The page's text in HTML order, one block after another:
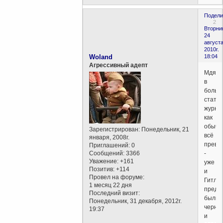
2
24
2010г.
18:04
Woland
Агрессивный адепт
Зарегистрирован: Понедельник, 21
января, 2008г.
Приглашений: 0
Сообщений: 3366
Уважение: +161
Позитив: +114
Провел на форуме:
1 месяц 22 дня
Последний визит:
Понедельник, 31 декабря, 2012г.
19:37
Мдя,
в
статей
как
всё
-
уже
и
были
и